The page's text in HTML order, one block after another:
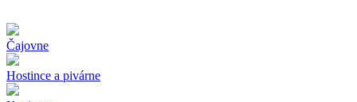
Čajovne
Hostince a pivárne